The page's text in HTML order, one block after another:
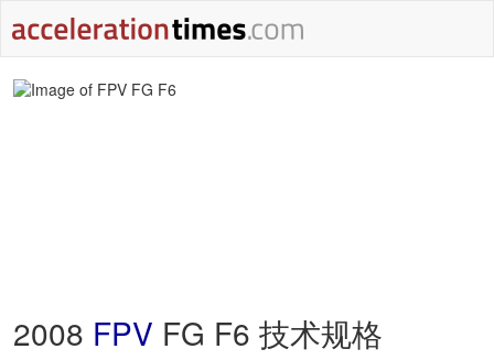
2008 FPV FG F6 技术规格